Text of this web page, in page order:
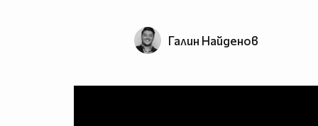
Галин Найденов